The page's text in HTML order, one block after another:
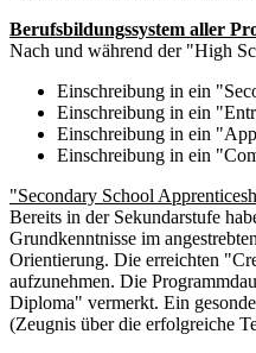
Berufsbildungssystem aller
Nach und während der "High
Einschreibung in ein
Einschreibung in ein
Einschreibung in ein
Einschreibung in ein
"Secondary School
Bereits in der Sekundarstufe
Grundkenntnisse im
Orientierung. Die erreichten
aufzunehmen. Die
Diploma" vermerkt. Ein
(Zeugnis über die erfolgreiche